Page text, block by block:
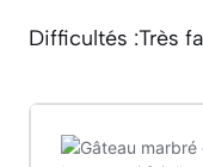
Difficultés :Très